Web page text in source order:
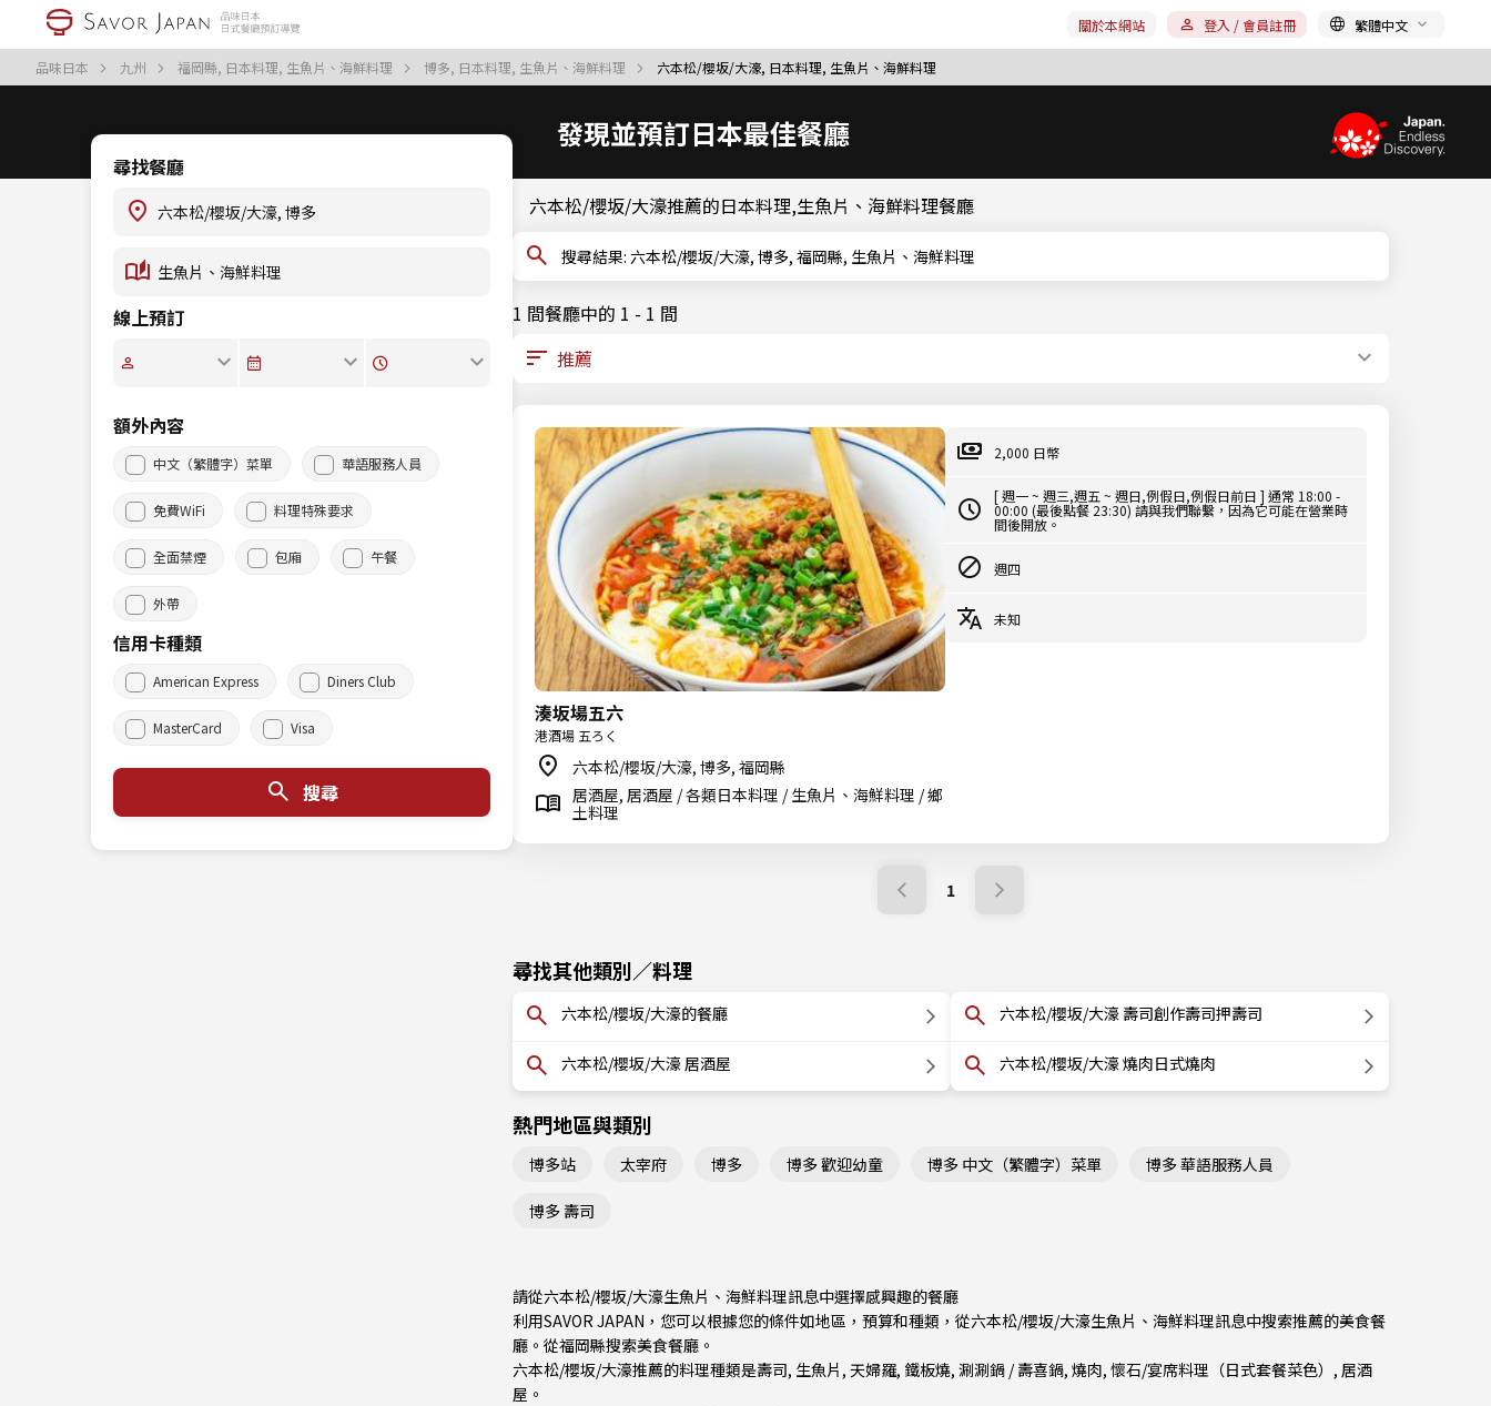
品味日本 九州 福岡縣, 日本料理, 生魚片、海鮮料理 博多, 日本料理, 生魚片、海鮮料理 六本松/櫻坂/大濠, 日本料理, 生魚片、海鮮料理
關於本網站 登入 / 會員註冊 繁體中文
發現並預訂日本最佳餐廳
尋找餐廳
線上預訂
額外內容
中文（繁體字）菜單 華語服務人員
免費WiFi 料理特殊要求
全面禁煙 包廂 午餐
外帶
信用卡種類
American Express Diners Club
MasterCard Visa
搜尋
六本松/櫻坂/大濠推薦的日本料理,生魚片、海鮮料理餐廳
搜尋結果: 六本松/櫻坂/大濠, 博多, 福岡縣, 生魚片、海鮮料理
1 間餐廳中的 1 - 1 間
湊坂場五六
港酒場 五ろく
六本松/櫻坂/大濠, 博多, 福岡縣
居酒屋, 居酒屋 / 各類日本料理 / 生魚片、海鮮料理 / 鄉
土料理
2,000 日幣
[ 週一 ~ 週三,週五 ~ 週日,例假日,例假日前日 ] 通常 18:00 -
00:00 (最後點餐 23:30) 請與我們聯繫，因為它可能在營業時
間後開放。
週四
未知
1
尋找其他類別／料理
六本松/櫻坂/大濠的餐廳
六本松/櫻坂/大濠 居酒屋
六本松/櫻坂/大濠 壽司創作壽司押壽司
六本松/櫻坂/大濠 燒肉日式燒肉
熱門地區與類別
博多站 太宰府 博多 博多 歡迎幼童 博多 中文（繁體字）菜單 博多 華語服務人員
博多 壽司
請從六本松/櫻坂/大濠生魚片、海鮮料理訊息中選擇感興趣的餐廳
利用SAVOR JAPAN，您可以根據您的條件如地區，預算和種類，從六本松/櫻坂/大濠生魚片、海鮮料理訊息中搜索推薦的美食餐
廳。從福岡縣搜索美食餐廳。
六本松/櫻坂/大濠推薦的料理種類是壽司, 生魚片 , 天婦羅, 鐵板燒, 涮涮鍋 / 壽喜鍋, 燒肉, 懷石/宴席料理（日式套餐菜色） , 居酒
屋 。